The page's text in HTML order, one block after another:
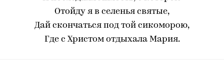
Отойду я в селенья святые,
Дай скончаться под той сикоморою,
Где с Христом отдыхала Мария.